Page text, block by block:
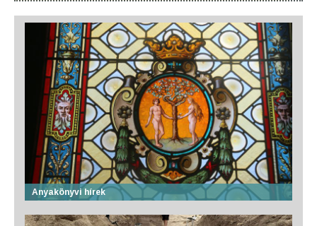
Anyakönyvi hírek